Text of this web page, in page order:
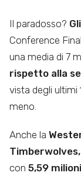
Il paradosso?
Conference
una media di 7
rispetto alla
vista degli ultimi
meno.
Anche la
Timberwolves,
con 5,59